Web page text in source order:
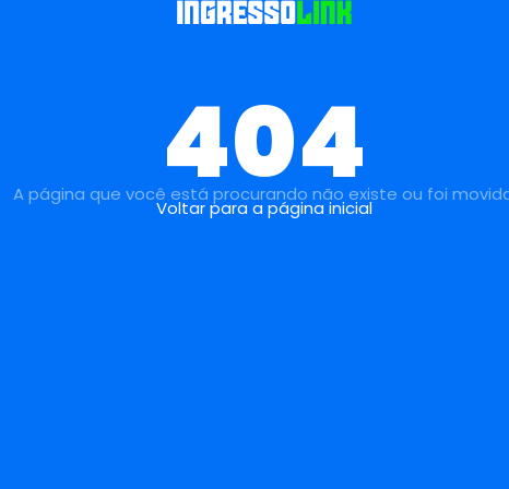
404
A página que você está procurando não existe ou foi
Voltar para a página inicial